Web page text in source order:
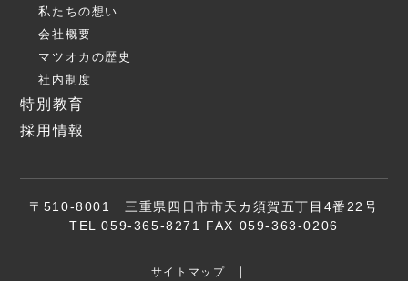
私たちの想い
会社概要
マツオカの歴史
社内制度
特別教育
採用情報
〒510-8001 三重県四日市市天カ須賀五丁目4番22号
TEL 059-365-8271 FAX 059-363-0206
サイトマップ